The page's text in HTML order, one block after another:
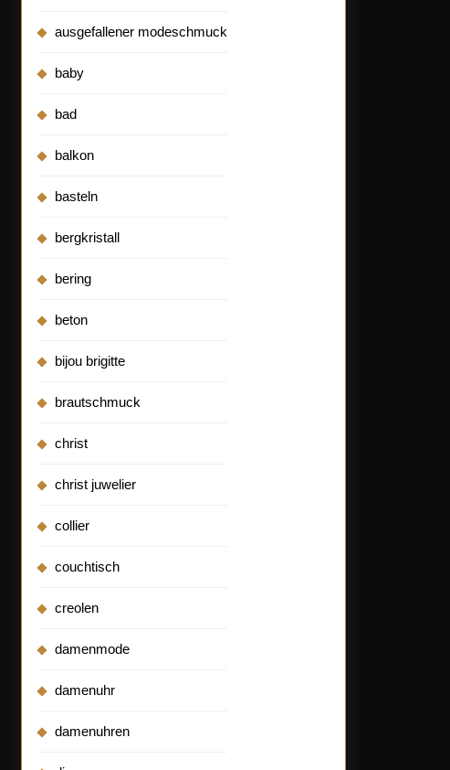
ausgefallener modeschmuck
baby
bad
balkon
basteln
bergkristall
bering
beton
bijou brigitte
brautschmuck
christ
christ juwelier
collier
couchtisch
creolen
damenmode
damenuhr
damenuhren